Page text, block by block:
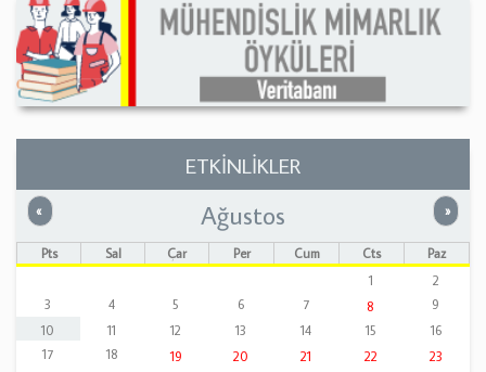
ETKİNLİKLER
« Önceki »
Ağustos
Pts Sal Çar Per Cum Cts
Paz
1
2
3
4 5 6 7 8
9
10
11 12 13 14 15
16
17
18 19 20 21 22
23